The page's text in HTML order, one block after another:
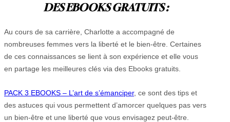
DES EBOOKS GRATUITS :
Au cours de sa carrière, Charlotte a accompagné de
nombreuses femmes vers la liberté et le bien-être. Certaines
de ces connaissances se lient à son expérience et elle vous
en partage les meilleures clés via des Ebooks gratuits.
PACK 3 EBOOKS – L’art de s’émanciper, ce sont des tips et
des astuces qui vous permettent d’amorcer quelques pas vers
un bien-être et une liberté que vous envisagez peut-être.